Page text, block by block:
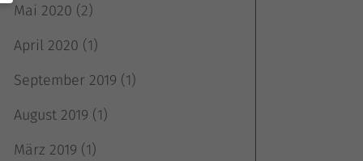
Mai 2020 (2)
April 2020 (1)
September 2019 (1)
August 2019 (1)
März 2019 (1)